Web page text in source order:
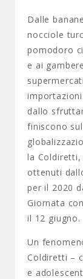
Dalle
nocciole
pomodoro
e ai
dallo
finiscono
la
ottenuti
per il 2020
Giornata
il 12 giugno.
Un
Coldiretti –
e